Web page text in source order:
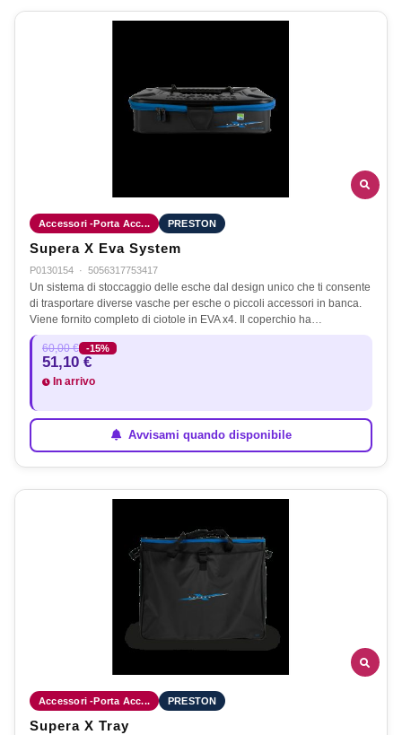
Accessori -Porta Acc... PRESTON
Supera X Eva System
P0130154 · 5056317753417
Un sistema di stoccaggio delle esche dal design unico che ti consente
di trasportare diverse vasche per esche o piccoli accessori in banca.
Viene fornito completo di ciotole in EVA x4. Il coperchio ha…
60,00 € -15%
51,10 €
In arrivo
Avvisami quando disponibile
Accessori -Porta Acc... PRESTON
Supera X Tray